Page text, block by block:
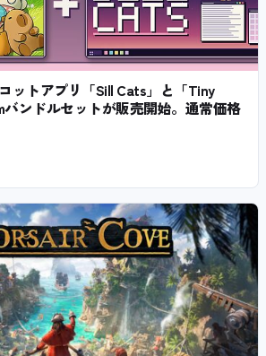
ットアプリ「Sill Cats」と「Tiny
ンドルセットが販売開始。通常価格